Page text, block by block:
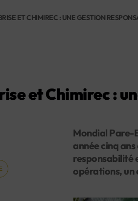
ET CHIMIREC : UNE GESTION
et Chimirec :
Mondial Pare-
année cinq
responsabilité
opérations, un